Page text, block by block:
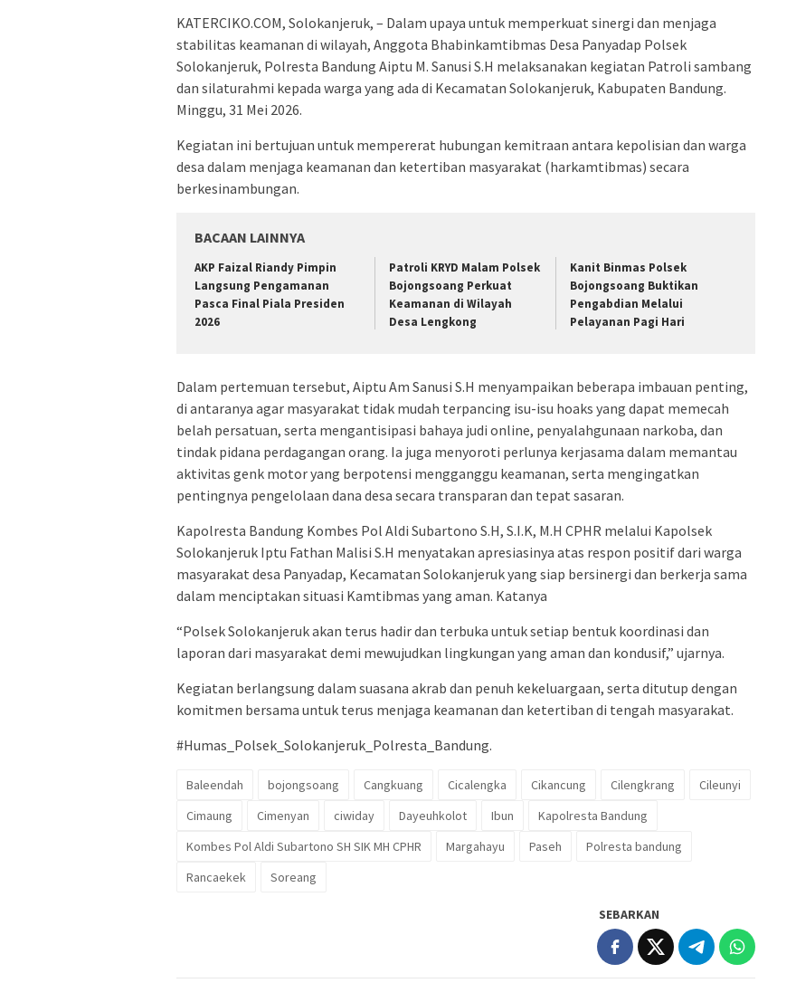
KATERCIKO.COM, Solokanjeruk, – Dalam upaya untuk memperkuat sinergi dan menjaga
stabilitas keamanan di wilayah, Anggota Bhabinkamtibmas Desa Panyadap Polsek
Solokanjeruk, Polresta Bandung Aiptu M. Sanusi S.H melaksanakan kegiatan Patroli sambang
dan silaturahmi kepada warga yang ada di Kecamatan Solokanjeruk, Kabupaten Bandung.
Minggu, 31 Mei 2026.
Kegiatan ini bertujuan untuk mempererat hubungan kemitraan antara kepolisian dan warga
desa dalam menjaga keamanan dan ketertiban masyarakat (harkamtibmas) secara
berkesinambungan.
BACAAN LAINNYA
AKP Faizal Riandy Pimpin
Langsung Pengamanan
Pasca Final Piala Presiden
2026
Patroli KRYD Malam Polsek
Bojongsoang Perkuat
Keamanan di Wilayah
Desa Lengkong
Kanit Binmas Polsek
Bojongsoang Buktikan
Pengabdian Melalui
Pelayanan Pagi Hari
Dalam pertemuan tersebut, Aiptu Am Sanusi S.H menyampaikan beberapa imbauan penting,
di antaranya agar masyarakat tidak mudah terpancing isu-isu hoaks yang dapat memecah
belah persatuan, serta mengantisipasi bahaya judi online, penyalahgunaan narkoba, dan
tindak pidana perdagangan orang. Ia juga menyoroti perlunya kerjasama dalam memantau
aktivitas genk motor yang berpotensi mengganggu keamanan, serta mengingatkan
pentingnya pengelolaan dana desa secara transparan dan tepat sasaran.
Kapolresta Bandung Kombes Pol Aldi Subartono S.H, S.I.K, M.H CPHR melalui Kapolsek
Solokanjeruk Iptu Fathan Malisi S.H menyatakan apresiasinya atas respon positif dari warga
masyarakat desa Panyadap, Kecamatan Solokanjeruk yang siap bersinergi dan berkerja sama
dalam menciptakan situasi Kamtibmas yang aman. Katanya
“Polsek Solokanjeruk akan terus hadir dan terbuka untuk setiap bentuk koordinasi dan
laporan dari masyarakat demi mewujudkan lingkungan yang aman dan kondusif,” ujarnya.
Kegiatan berlangsung dalam suasana akrab dan penuh kekeluargaan, serta ditutup dengan
komitmen bersama untuk terus menjaga keamanan dan ketertiban di tengah masyarakat.
#Humas_Polsek_Solokanjeruk_Polresta_Bandung.
Baleendah bojongsoang Cangkuang Cicalengka Cikancung Cilengkrang
Cileunyi
Cimaung
Cimenyan ciwiday Dayeuhkolot Ibun
Kapolresta Bandung
Kombes Pol Aldi Subartono SH SIK MH CPHR
Margahayu Paseh
Polresta bandung
Rancaekek
Soreang
SEBARKAN